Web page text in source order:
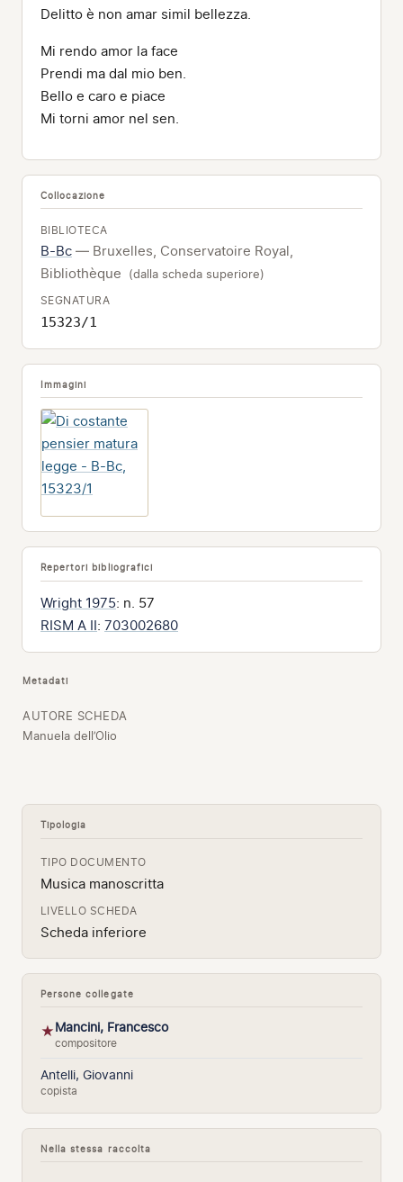
Delitto è non amar simil bellezza.
Mi rendo amor la face
Prendi ma dal mio ben.
Bello e caro e piace
Mi torni amor nel sen.
Collocazione
BIBLIOTECA
B-Bc — Bruxelles, Conservatoire Royal,
Bibliothèque
(dalla scheda superiore)
SEGNATURA
15323/1
Immagini
Repertori bibliografici
Wright 1975: n. 57
RISM A II: 703002680
Metadati
AUTORE SCHEDA
Manuela dell’Olio
Tipologia
TIPO DOCUMENTO
Musica manoscritta
LIVELLO SCHEDA
Scheda inferiore
Persone collegate
★Mancini, Francesco
compositore
Antelli, Giovanni
copista
Nella stessa raccolta